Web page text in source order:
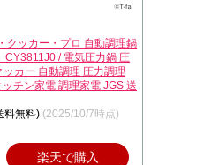
クッカー・プロ 自動調理鍋
CY3811J0 / 電気圧力鍋 圧
カー 自動調理 圧力調理
チン家電 調理家電 JGS 送
料無料) (2025/10/7時点)
楽天で購入